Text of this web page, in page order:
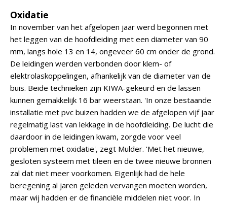
Oxidatie
In november van het afgelopen jaar werd begonnen met
het leggen van de hoofdleiding met een diameter van 90
mm, langs hole 13 en 14, ongeveer 60 cm onder de grond.
De leidingen werden verbonden door klem- of
elektrolaskoppelingen, afhankelijk van de diameter van de
buis. Beide technieken zijn KIWA-gekeurd en de lassen
kunnen gemakkelijk 16 bar weerstaan. 'In onze bestaande
installatie met pvc buizen hadden we de afgelopen vijf jaar
regelmatig last van lekkage in de hoofdleiding. De lucht die
daardoor in de leidingen kwam, zorgde voor veel
problemen met oxidatie', zegt Mulder. 'Met het nieuwe,
gesloten systeem met tileen en de twee nieuwe bronnen
zal dat niet meer voorkomen. Eigenlijk had de hele
beregening al jaren geleden vervangen moeten worden,
maar wij hadden er de financiële middelen niet voor. In